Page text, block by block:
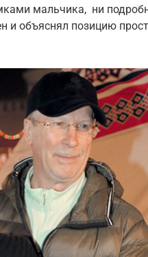
мальчика, ни
и объяснял позицию